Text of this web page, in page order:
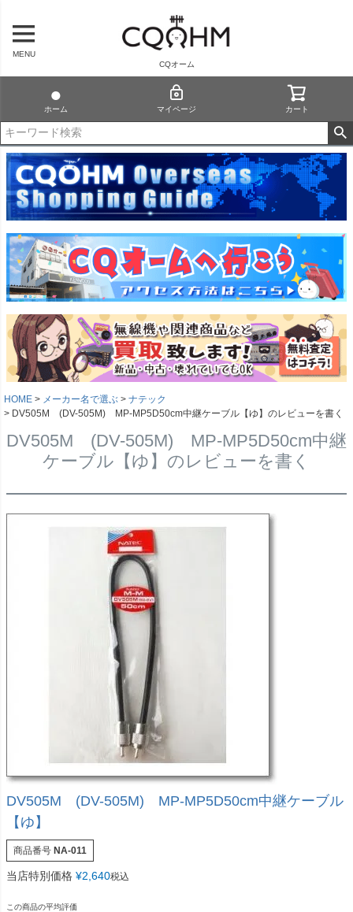
MENU
CQオーム
ホーム マイページ カート
HOME メーカー名で選ぶ
ナテック
DV505M (DV-505M) MP-MP5D50cm中継ケーブル【ゆ】のレビューを書く
DV505M (DV-505M) MP-MP5D50cm中継
ケーブル【ゆ】のレビューを書く
DV505M (DV-505M) MP-MP5D50cm中継ケーブル
【ゆ】
商品番号 NA-011
当店特別価格 ¥2,640税込